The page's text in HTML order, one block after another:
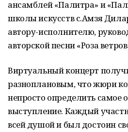
ансамблей «Палитра» и
школы искусств с.Амзя
автору-исполнителю,
авторской песни «Роза
Виртуальный концерт
разноплановым, что жюри
непросто определить самое
выступление. Каждый
всей душой и был достоин